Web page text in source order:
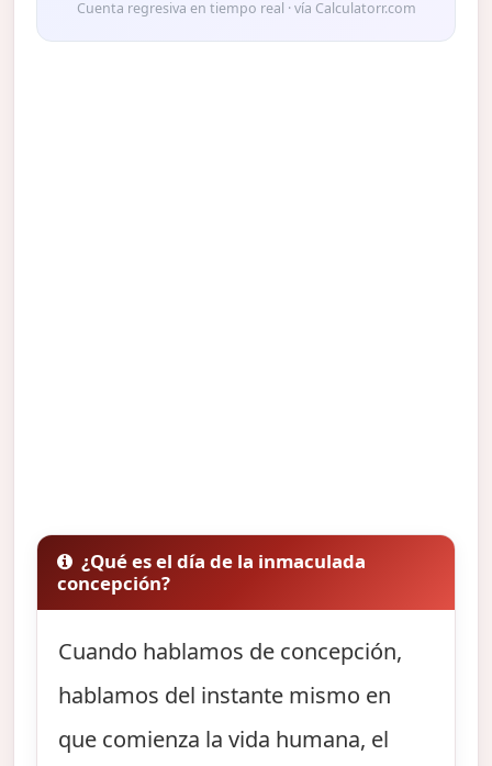
Cuenta regresiva en tiempo real · vía Calculatorr.com
¿Qué es el día de la inmaculada
concepción?
Cuando hablamos de concepción,
hablamos del instante mismo en
que comienza la vida humana, el